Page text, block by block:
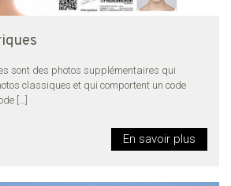
sont des photos supplémentaires qui
classiques et qui comportent un code
En savoir plus